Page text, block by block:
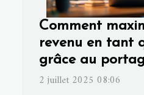
Comment
revenu en tant
grâce au
2 juillet 2025 08:06